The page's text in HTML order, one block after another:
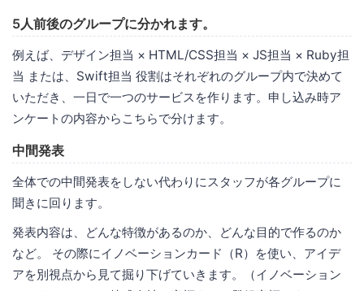
5人前後のグループに分かれます。
例えば、デザイン担当 × HTML/CSS担当 × JS担当 × Ruby担
当 または、Swift担当 役割はそれぞれのグループ内で決めて
いただき、一日で一つのサービスを作ります。申し込み時ア
ンケートの内容からこちらで分けます。
中間発表
全体での中間発表をしない代わりにスタッフが各グループに
聞きに回ります。
発表内容は、どんな特徴があるのか、どんな目的で作るのか
など。 その際にイノベーションカード（R）を使い、アイデ
アを別視点から見て掘り下げていきます。（イノベーション